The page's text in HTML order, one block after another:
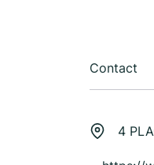
Contact
4